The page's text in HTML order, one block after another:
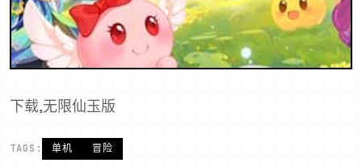
下载,无限仙玉版
TAGS: 单机 冒险